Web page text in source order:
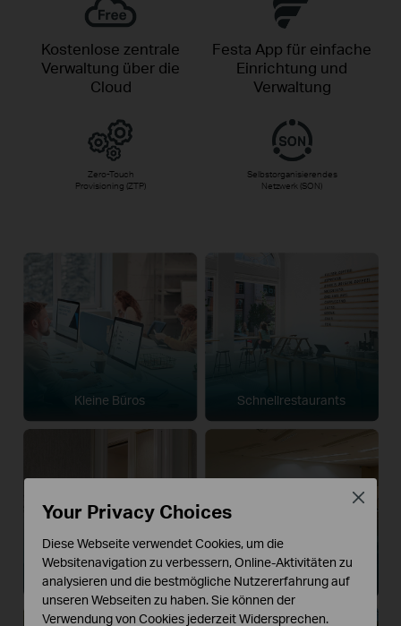
Kostenlose zentrale
Verwaltung über die
Cloud
Festa App für einfache
Einrichtung und
Verwaltung
Zero-Touch
Provisioning (ZTP)
Selbstorganisierendes
Netzwerk (SON)
Kleine Büros Schnellrestaurants
Boutique Hotels Gottesdiensträume
Your Privacy Choices
Diese Webseite verwendet Cookies, um die
Websitenavigation zu verbessern, Online-Aktivitäten zu
analysieren und die bestmögliche Nutzererfahrung auf
unseren Webseiten zu haben. Sie können der
Verwendung von Cookies jederzeit Widersprechen.
Close